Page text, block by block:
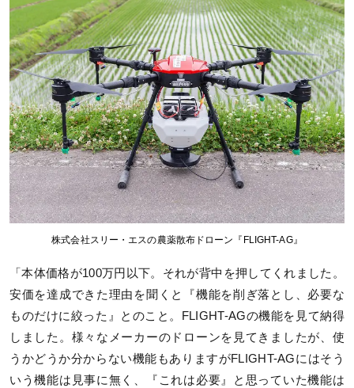
株式会社スリー・エスの農薬散布ドローン『FLIGHT-AG』
「本体価格が100万円以下。それが背中を押してくれました。
安価を達成できた理由を聞くと『機能を削ぎ落とし、必要な
ものだけに絞った』とのこと。FLIGHT-AGの機能を見て納得
しました。様々なメーカーのドローンを見てきましたが、使
うかどうか分からない機能もありますがFLIGHT-AGにはそう
いう機能は見事に無く、『これは必要』と思っていた機能は